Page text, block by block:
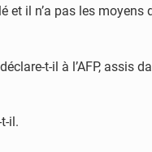
il n’a pas les
t-il à l’AFP, assis
il.